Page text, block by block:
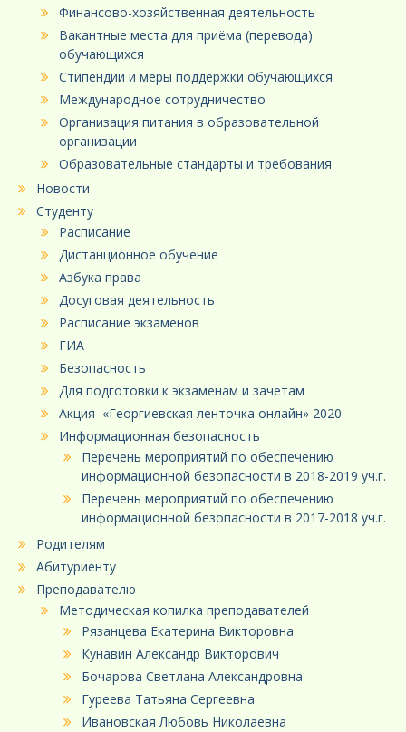
Финансово-хозяйственная деятельность
Вакантные места для приёма (перевода)
обучающихся
Стипендии и меры поддержки обучающихся
Международное сотрудничество
Организация питания в образовательной
организации
Образовательные стандарты и требования
Новости
Студенту
Расписание
Дистанционное обучение
Азбука права
Досуговая деятельность
Расписание экзаменов
ГИА
Безопасность
Для подготовки к экзаменам и зачетам
Акция «Георгиевская ленточка онлайн» 2020
Информационная безопасность
Перечень мероприятий по обеспечению
информационной безопасности в 2018-2019 уч.г.
Перечень мероприятий по обеспечению
информационной безопасности в 2017-2018 уч.г.
Родителям
Абитуриенту
Преподавателю
Методическая копилка преподавателей
Рязанцева Екатерина Викторовна
Кунавин Александр Викторович
Бочарова Светлана Александровна
Гуреева Татьяна Сергеевна
Ивановская Любовь Николаевна